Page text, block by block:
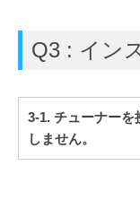
Q3 : イン
3-1. チューナー
しません。